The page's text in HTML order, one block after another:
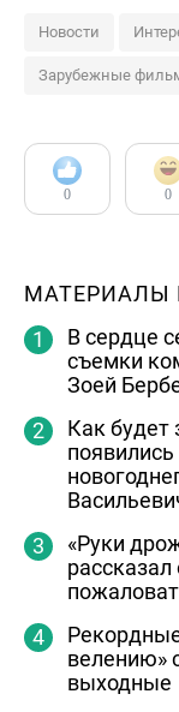
Новости
Зарубежные
0 0
МАТЕРИАЛЫ
В сердце
съемки
Зоей
Как будет
«Руки
велению»
выходные